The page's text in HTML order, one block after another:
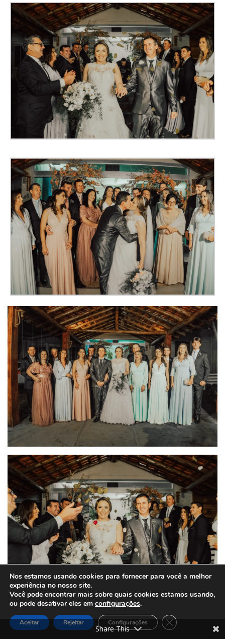
Nos estamos usando cookies para fornecer para você a melhor
experiência no nosso site.
Você pode encontrar mais sobre quais cookies estamos usando,
ou pode desativar eles em configurações.
Aceitar Rejeitar Configurações
Close GDPR
Share This